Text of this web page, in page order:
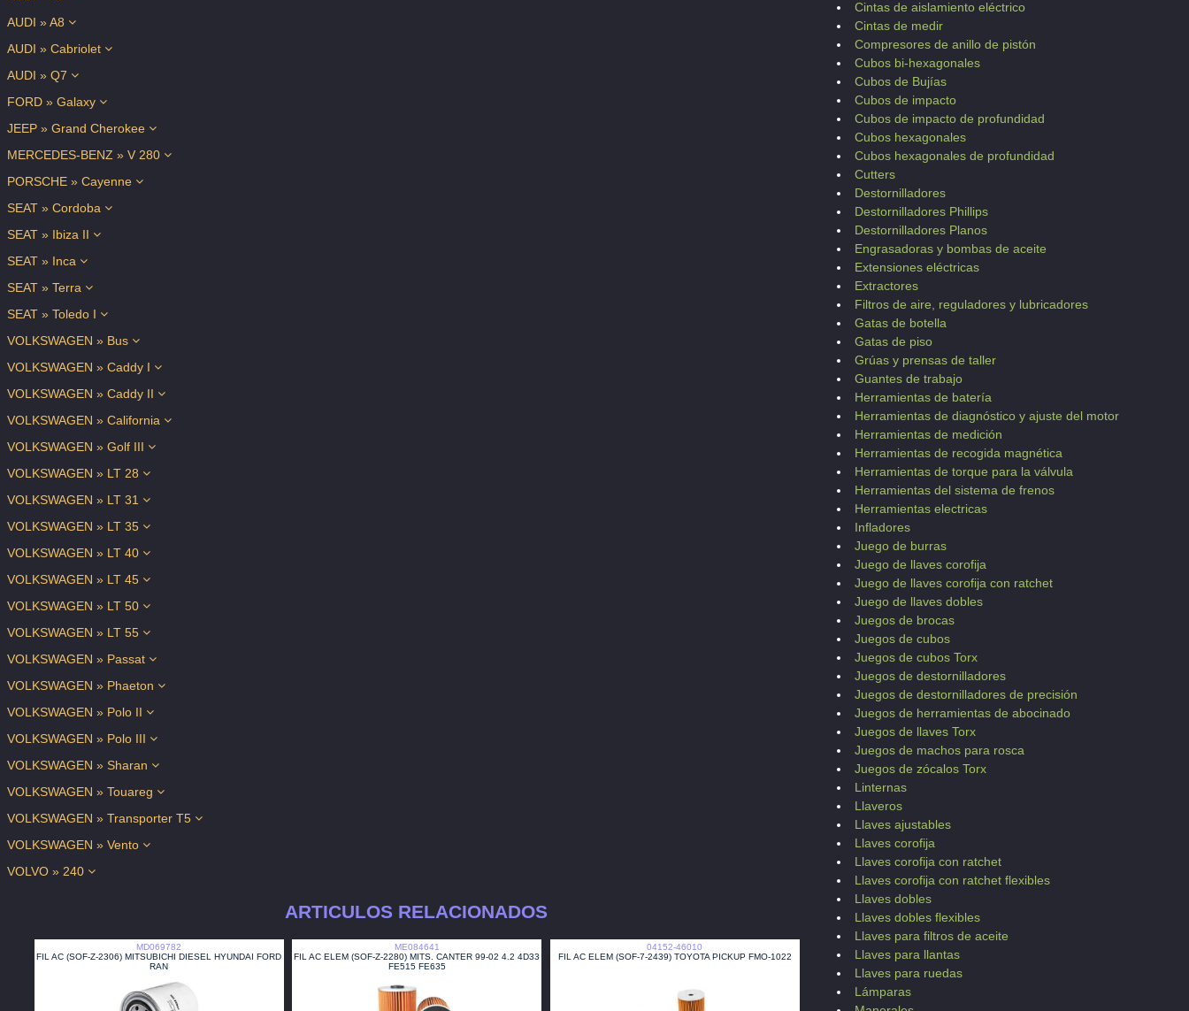
Cintas de aislamiento eléctrico
Cintas de medir
Compresores de anillo de pistón
Cubos bi-hexagonales
Cubos de Bujías
Cubos de impacto
Cubos de impacto de profundidad
Cubos hexagonales
Cubos hexagonales de profundidad
Cutters
Destornilladores
Destornilladores Phillips
Destornilladores Planos
Engrasadoras y bombas de aceite
Extensiones eléctricas
Extractores
Filtros de aire, reguladores y lubricadores
Gatas de botella
Gatas de piso
Grúas y prensas de taller
Guantes de trabajo
Herramientas de batería
Herramientas de diagnóstico y ajuste del motor
Herramientas de medición
Herramientas de recogida magnética
Herramientas de torque para la válvula
Herramientas del sistema de frenos
Herramientas electricas
Infladores
Juego de burras
Juego de llaves corofija
Juego de llaves corofija con ratchet
Juego de llaves dobles
Juegos de brocas
Juegos de cubos
Juegos de cubos Torx
Juegos de destornilladores
Juegos de destornilladores de precisión
Juegos de herramientas de abocinado
Juegos de llaves Torx
Juegos de machos para rosca
Juegos de zócalos Torx
Linternas
Llaveros
Llaves ajustables
Llaves corofija
Llaves corofija con ratchet
Llaves corofija con ratchet flexibles
Llaves dobles
Llaves dobles flexibles
Llaves para filtros de aceite
Llaves para llantas
Llaves para ruedas
Lámparas
AUDI » A8
AUDI » Cabriolet
AUDI » Q7
FORD » Galaxy
JEEP » Grand Cherokee
MERCEDES-BENZ » V 280
PORSCHE » Cayenne
SEAT » Cordoba
SEAT » Ibiza II
SEAT » Inca
SEAT » Terra
SEAT » Toledo I
VOLKSWAGEN » Bus
VOLKSWAGEN » Caddy I
VOLKSWAGEN » Caddy II
VOLKSWAGEN » California
VOLKSWAGEN » Golf III
VOLKSWAGEN » LT 28
VOLKSWAGEN » LT 31
VOLKSWAGEN » LT 35
VOLKSWAGEN » LT 40
VOLKSWAGEN » LT 45
VOLKSWAGEN » LT 50
VOLKSWAGEN » LT 55
VOLKSWAGEN » Passat
VOLKSWAGEN » Phaeton
VOLKSWAGEN » Polo II
VOLKSWAGEN » Polo III
VOLKSWAGEN » Sharan
VOLKSWAGEN » Touareg
VOLKSWAGEN » Transporter T5
VOLKSWAGEN » Vento
VOLVO » 240
ARTICULOS RELACIONADOS